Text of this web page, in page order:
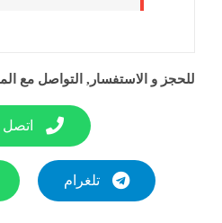
للحجز و الاستفسار, التواصل مع
اتصل
تلغرام